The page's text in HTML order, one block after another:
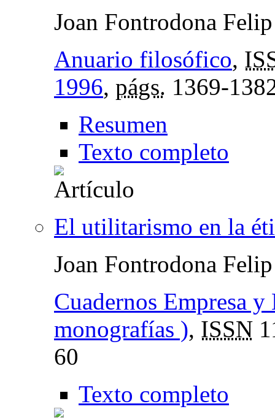
Joan Fontrodona Felip
Anuario filosófico,
1996, págs. 1369-
Resumen
Texto completo
El utilitarismo en la
Joan Fontrodona Felip
Cuadernos Empresa
monografías ), ISSN
60
Texto completo